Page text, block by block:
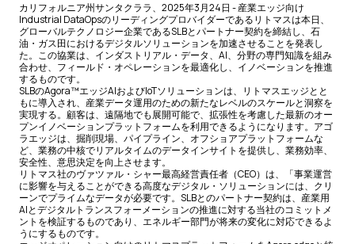
カリフォルニア州サンタクララ、2025年3月24日 - 産業エッジ向け
Industrial DataOpsのリーディングプロバイダーであるリトマスは本日、
グローバルテクノロジー企業であるSLBとパートナー契約を締結し、石
油・ガス田におけるデジタルソリューションを加速させることを発表し
た。この協業は、インダストリアル・データ、AI、分野の専門知識を組み
合わせ、フィールド・オペレーションを最適化し、イノベーションを推進
するものです。
SLBのAgora™エッジAIおよびIoTソリューションは、リトマスエッジとと
もに導入され、産業データ運用のための新たなレベルのスケールと洞察を
実現する。顧客は、遠隔地でも展開可能で、拡張性を考慮した最新のオー
プンイノベーションプラットフォームを利用できるようになります。アゴ
ラエッジは、掘削現場、パイプライン、オフショアプラットフォームな
ど、業務の中核でリアルタイムのデータインサイトを提供し、業務効率、
安全性、意思決定を向上させます。
リトマス社のヴァツァル・シャー最高経営責任者（CEO）は、「事業運営
に影響を与えることができる高度なデジタル・ソリューションには、クリ
ーンでプライムなデータが必要です。SLBとのパートナー契約は、産業用
AIとデジタルトランスフォーメーションの推進に対する当社のコミットメ
ントを検証するものであり、エネルギー部門が将来の変化に対応できるよ
うにするものです。